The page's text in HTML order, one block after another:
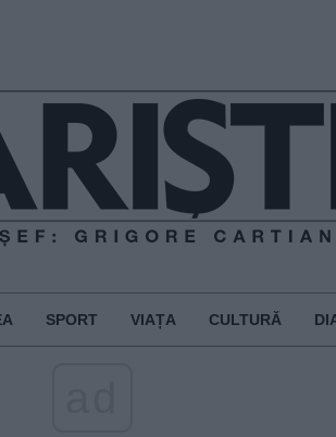
SPORT VIAȚA CULTURĂ